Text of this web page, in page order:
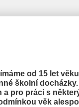
od 15 let
školní docházky.
a pro práci s
věk